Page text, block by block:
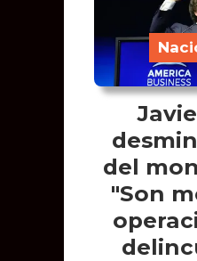
del
"Son